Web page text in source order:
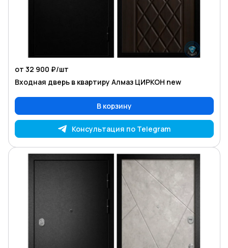
от 32 900 ₽/шт
Входная дверь в квартиру Алмаз ЦИРКОН new
В корзину
Консультация по Telegram